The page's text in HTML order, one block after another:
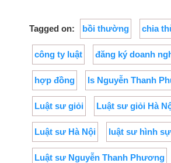
Tagged on: bồi thường chia
công ty luật đăng ký doanh
hợp đồng ls Nguyễn Thanh
Luật sư giỏi Luật sư giỏi Hà
Luật sư Hà Nội luật sư hình sự
Luật sư Nguyễn Thanh Phương